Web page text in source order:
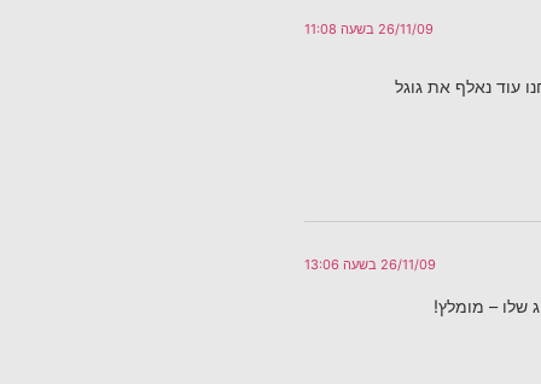
26/11/09 בשעה 11:08
עוד נאלף את גוגל
26/11/09 בשעה 13:06
שלו – מומלץ!